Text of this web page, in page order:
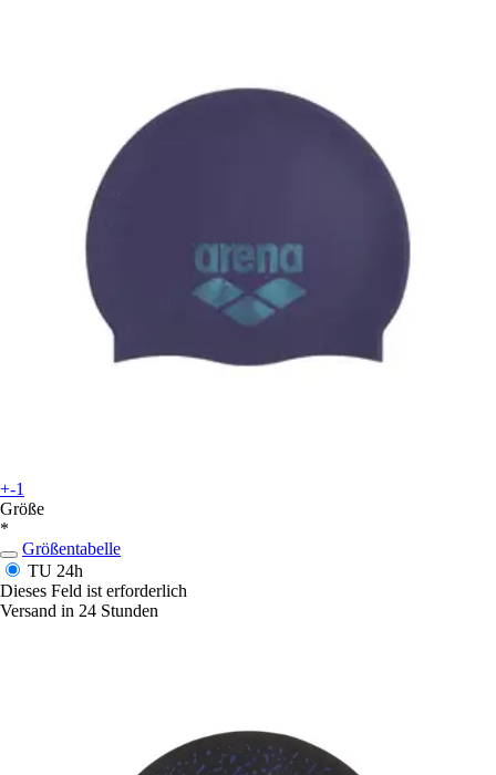
+-1
Größe
*
Größentabelle
TU 24h
Dieses Feld ist erforderlich
Versand in 24 Stunden